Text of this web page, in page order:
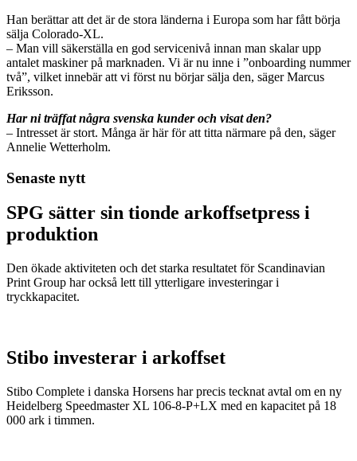
Han berättar att det är de stora länderna i Europa som har fått börja
sälja Colorado-XL.
– Man vill säkerställa en god servicenivå innan man skalar upp
antalet maskiner på marknaden. Vi är nu inne i ”onboarding nummer
två”, vilket innebär att vi först nu börjar sälja den, säger Marcus
Eriksson.
Har ni träffat några svenska kunder och visat den?
– Intresset är stort. Många är här för att titta närmare på den, säger
Annelie Wetterholm.
Senaste nytt
SPG sätter sin tionde arkoffsetpress i
produktion
Den ökade aktiviteten och det starka resultatet för Scandinavian
Print Group har också lett till ytterligare investeringar i
tryckkapacitet.
Stibo investerar i arkoffset
Stibo Complete i danska Horsens har precis tecknat avtal om en ny
Heidelberg Speedmaster XL 106-8-P+LX med en kapacitet på 18
000 ark i timmen.